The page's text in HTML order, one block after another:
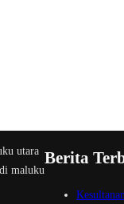
utara
maluku
Berita